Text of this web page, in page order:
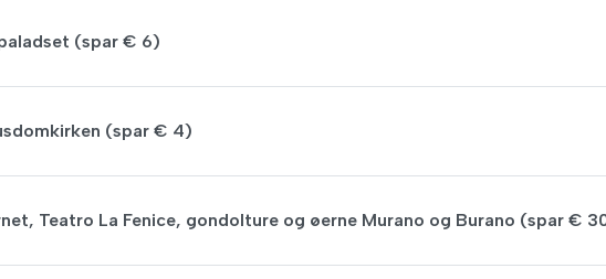
(spar € 6)
(spar € 4)
Teatro La Fenice, gondolture og øerne Murano og Burano (spar €